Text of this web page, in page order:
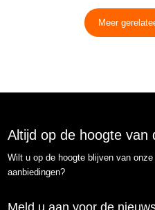
Meer
Altijd op de hoogte van
Wilt u op de hoogte blijven van
aanbiedingen?